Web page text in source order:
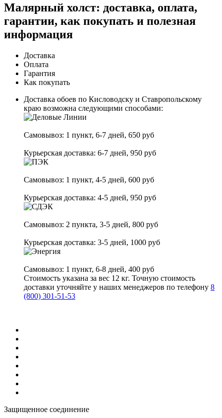
Малярный холст: доставка, оплата,
гарантии, как покупать и полезная
информация
Доставка
Оплата
Гарантия
Как покупать
Доставка обоев по Кисловодску и Ставропольскому
краю возможна следующими способами:
Самовывоз: 1 пункт, 6-7 дней, 650 руб
Курьерская доставка: 6-7 дней, 950 руб
Самовывоз: 1 пункт, 4-5 дней, 600 руб
Курьерская доставка: 4-5 дней, 950 руб
Самовывоз: 2 пункта, 3-5 дней, 800 руб
Курьерская доставка: 3-5 дней, 1000 руб
Самовывоз: 1 пункт, 6-8 дней, 400 руб
Стоимость указана за вес 12 кг. Точную стоимость
доставки уточняйте у наших менеджеров по телефону 8
(800) 301-51-53
Защищенное соединение